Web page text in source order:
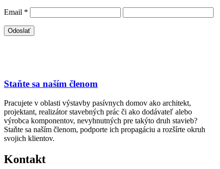
Email *
Staňte sa naším členom
Pracujete v oblasti výstavby pasívnych domov ako architekt,
projektant, realizátor stavebných prác či ako dodávateľ alebo
výrobca komponentov, nevyhnutných pre takýto druh stavieb?
Staňte sa naším členom, podporte ich propagáciu a rozšírte okruh
svojich klientov.
Kontakt